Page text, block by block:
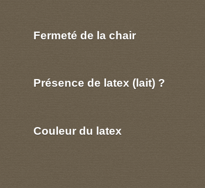
Fermeté de la chair
Présence de latex (lait) ?
Couleur du latex